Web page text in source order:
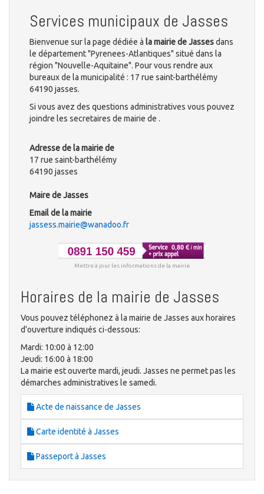
Services municipaux de Jasses
Bienvenue sur la page dédiée à la mairie de Jassesdans
le département "Pyrenees-Atlantiques" situé dans la
région "Nouvelle-Aquitaine". Pour vous rendre aux
bureaux de la municipalité : 17 rue saint-barthélémy
64190 jasses.
Si vous avez des questions administratives vous pouvez
joindre les secretaires de mairie de .
Adresse de la mairie de
17 rue saint-barthélémy
64190 jasses
Maire de Jasses
Email de la mairie
jassess.mairie@wanadoo.fr
Mettre à jour les informations de la mairie
Horaires de la mairie de Jasses
Vous pouvez téléphonez à la mairie de Jasses aux horaires
d'ouverture indiqués ci-dessous:
Mardi: 10:00 à 12:00
Jeudi: 16:00 à 18:00
La mairie est ouverte mardi, jeudi. Jasses ne permet pas les
démarches administratives le samedi.
Acte de naissance de Jasses
Carte identité à Jasses
Passeport à Jasses